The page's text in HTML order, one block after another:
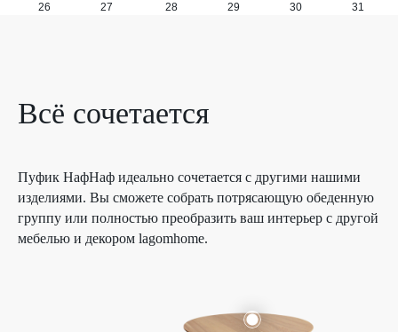
26 27 28 29 30 31
Всё сочетается
Пуфик НафНаф идеально сочетается с другими нашими
изделиями. Вы сможете собрать потрясающую обеденную
группу или полностью преобразить ваш интерьер с другой
мебелью и декором lagomhome.